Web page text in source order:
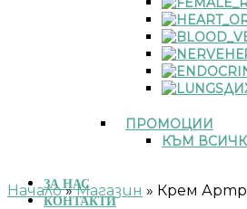
ПРОМОЦИИ
КЪМ
ЗА НАС
КОНТАКТИ
Начало»Магазин » Крем